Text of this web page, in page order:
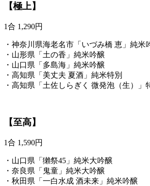
【極上】
1合 1,290円
・神奈川県海老名市「いづみ橋 恵」純米
・山形県「土の香」純米吟醸
・山口県「多島海」純米吟醸
・高知県「美丈夫 夏酒」純米特別
・高知県「土佐しらぎく 微発泡（生）」
【至高】
1合 1,590円
・山口県「獺祭45」純米大吟醸
・奈良県「鬼童」純米大吟醸
・秋田県「一白水成 酒未来」純米吟醸